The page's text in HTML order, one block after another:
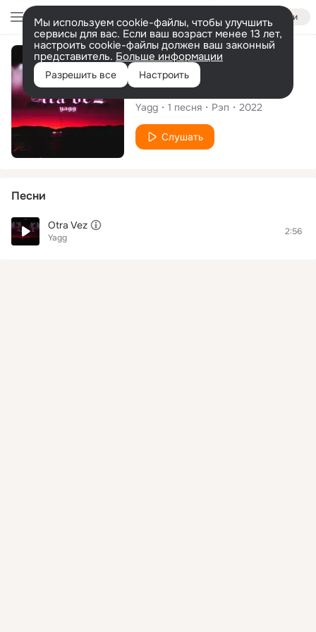
Войти
Мы используем cookie-файлы, чтобы улучшить
сервисы для вас. Если ваш возраст менее 13 лет,
настроить cookie-файлы должен ваш законный
представитель. Больше информации
Разрешить все Настроить
Сингл
Otra Vez
Yagg 1 песня Рэп 2022
Слушать
Песни
Otra Vez
Yagg
2:56